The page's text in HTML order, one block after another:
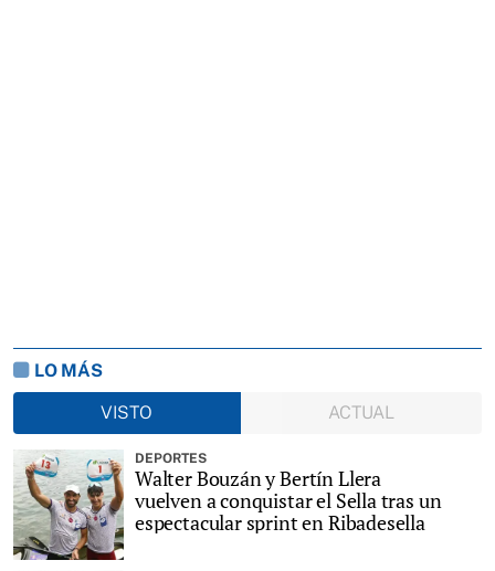
LO MÁS
VISTO
ACTUAL
DEPORTES
Walter Bouzán y Bertín Llera
vuelven a conquistar el Sella tras un
espectacular sprint en Ribadesella